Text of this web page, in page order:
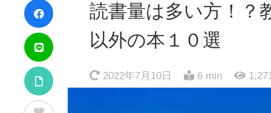
読書量は多い方！？
以外の本１０選
2022年7月10日 6 min